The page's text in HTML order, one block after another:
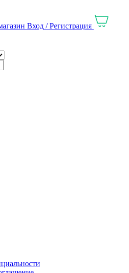
Вход / Регистрация